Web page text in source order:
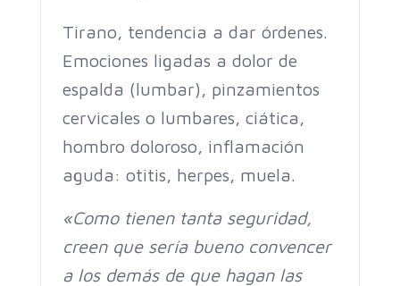
Tirano, tendencia a dar órdenes.
Emociones ligadas a dolor de
espalda (lumbar), pinzamientos
cervicales o lumbares, ciática,
hombro doloroso, inflamación
aguda: otitis, herpes, muela.
«Como tienen tanta seguridad,
creen que sería bueno convencer
a los demás de que hagan las